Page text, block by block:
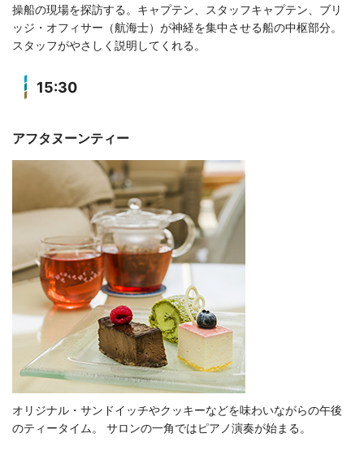
操船の現場を探訪する。キャプテン、スタッフキャプテン、ブリ
ッジ・オフィサー（航海士）が神経を集中させる船の中枢部分。
スタッフがやさしく説明してくれる。
15:30
アフタヌーンティー
オリジナル・サンドイッチやクッキーなどを味わいながらの午後
のティータイム。 サロンの一角ではピアノ演奏が始まる。